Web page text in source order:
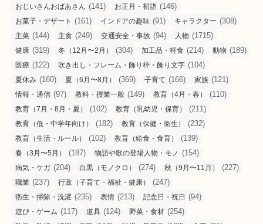
おじいさんおばあさん (141) お正月・初詣 (146)
お菓子・デザート (161) インドアの趣味 (91) キャラクター (308)
主菜 (144) 主食 (249) 交通安全・事故 (94) 人物 (1715)
健康 (319) 冬（12月〜2月） (304) 加工品・軽食 (214) 動物 (189)
医療 (122) 吹き出し・フレーム・飾り枠・飾り文字 (104)
夏休み (160) 夏（6月〜8月） (369) 子育て (166) 家族 (121)
情報・通信 (97) 教科・授業一般 (149) 教育（4月・春） (110)
教育（7月・8月・夏） (102) 教育（乳幼児・保育） (211)
教育（低・中学年向け） (182) 教育（保健・衛生） (232)
教育（生活・ルール） (102) 教育（給食・食育） (139)
春（3月〜5月） (187) 物語や歌の登場人物・モノ (154)
病気・ケガ (204) 白黒（モノクロ） (274) 秋（9月〜11月） (227)
職業 (237) 行政（子育て・福祉・健康） (247)
衛生・掃除・洗濯 (235) 表情 (213) 記念日・祝日 (94)
遊び・ゲーム (117) 道具 (124) 野菜・食材 (254)